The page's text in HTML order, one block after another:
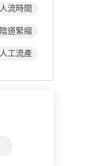
人流時間
陰道緊縮
人工流產